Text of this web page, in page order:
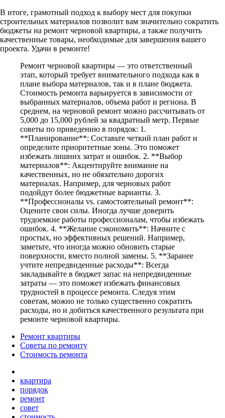
В итоге, грамотный подход к выбору мест для покупки
строительных материалов позволит вам значительно сократить
бюджеты на ремонт черновой квартиры, а также получить
качественные товары, необходимые для завершения вашего
проекта. Удачи в ремонте!
Ремонт черновой квартиры — это ответственный
этап, который требует внимательного подхода как в
плане выбора материалов, так и в плане бюджета.
Стоимость ремонта варьируется в зависимости от
выбранных материалов, объема работ и региона. В
среднем, на черновой ремонт можно рассчитывать от
5,000 до 15,000 рублей за квадратный метр. Первые
советы по приведению в порядок: 1.
**Планирование**: Составьте четкий план работ и
определите приоритетные зоны. Это поможет
избежать лишних затрат и ошибок. 2. **Выбор
материалов**: Акцентируйте внимание на
качественных, но не обязательно дорогих
материалах. Например, для черновых работ
подойдут более бюджетные варианты. 3.
**Профессионалы vs. самостоятельный ремонт**:
Оцените свои силы. Иногда лучше доверить
трудоемкие работы профессионалам, чтобы избежать
ошибок. 4. **Желание сэкономить**: Начните с
простых, но эффективных решений. Например,
заметьте, что иногда можно обновить старые
поверхности, вместо полной замены. 5. **Заранее
учтите непредвиденные расходы**: Всегда
закладывайте в бюджет запас на непредвиденные
затраты — это поможет избежать финансовых
трудностей в процессе ремонта. Следуя этим
советам, можно не только существенно сократить
расходы, но и добиться качественного результата при
ремонте черновой квартиры.
Ремонт квартиры
Советы по ремонту
Стоимость ремонта
квартира
порядок
ремонт
совет